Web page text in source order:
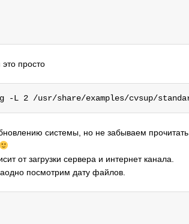
это просто
системы, но не забываем прочитать
от загрузки сервера и интернет канала.
посмотрим дату файлов.